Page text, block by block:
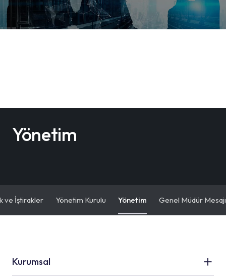
Yönetim
ve İştirakler Yönetim Kurulu Yönetim Genel Müdür Mesajı
Kurumsal